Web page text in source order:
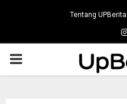
Tentang UPBerita
PRIMARY